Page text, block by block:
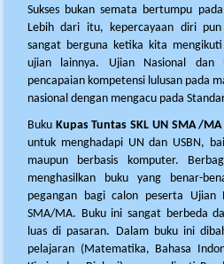
Sukses bukan semata bertumpu
Lebih dari itu, kepercayaan diri
sangat berguna ketika kita
ujian lainnya. Ujian Nasional dan
pencapaian kompetensi lulusan pada
nasional dengan mengacu pada
Buku Kupas Tuntas SKL UN SMA /MA
untuk menghadapi UN dan USBN,
maupun berbasis komputer.
menghasilkan buku yang benar-
pegangan bagi calon peserta Ujian
SMA/MA. Buku ini sangat berbeda
luas di pasaran. Dalam buku ini
pelajaran (Matematika, Bahasa